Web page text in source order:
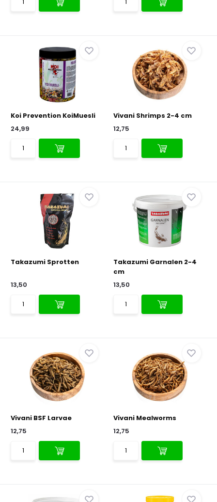
Koi Prevention KoiMuesli
24,99
Vivani Shrimps 2-4 cm
12,75
Takazumi Sprotten
13,50
Takazumi Garnalen 2-4
cm
13,50
Vivani BSF Larvae
12,75
Vivani Mealworms
12,75